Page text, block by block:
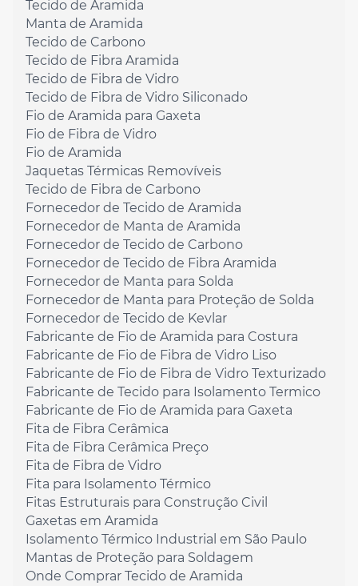
Tecido de Aramida
Manta de Aramida
Tecido de Carbono
Tecido de Fibra Aramida
Tecido de Fibra de Vidro
Tecido de Fibra de Vidro Siliconado
Fio de Aramida para Gaxeta
Fio de Fibra de Vidro
Fio de Aramida
Jaquetas Térmicas Removíveis
Tecido de Fibra de Carbono
Fornecedor de Tecido de Aramida
Fornecedor de Manta de Aramida
Fornecedor de Tecido de Carbono
Fornecedor de Tecido de Fibra Aramida
Fornecedor de Manta para Solda
Fornecedor de Manta para Proteção de Solda
Fornecedor de Tecido de Kevlar
Fabricante de Fio de Aramida para Costura
Fabricante de Fio de Fibra de Vidro Liso
Fabricante de Fio de Fibra de Vidro Texturizado
Fabricante de Tecido para Isolamento Termico
Fabricante de Fio de Aramida para Gaxeta
Fita de Fibra Cerâmica
Fita de Fibra Cerâmica Preço
Fita de Fibra de Vidro
Fita para Isolamento Térmico
Fitas Estruturais para Construção Civil
Gaxetas em Aramida
Isolamento Térmico Industrial em São Paulo
Mantas de Proteção para Soldagem
Onde Comprar Tecido de Aramida